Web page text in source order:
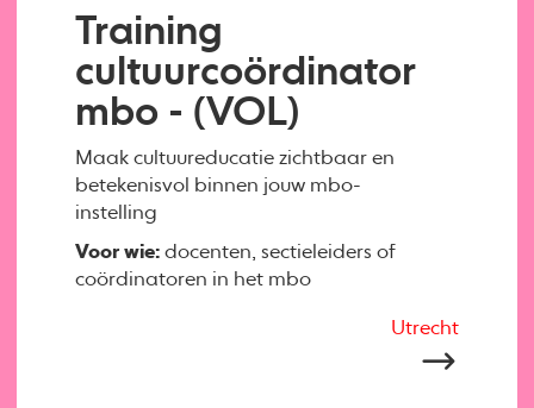
Training
cultuurcoördinator
mbo - (VOL)
Maak cultuureducatie zichtbaar en
betekenisvol binnen jouw mbo-
instelling
Voor wie: docenten, sectieleiders of
coördinatoren in het mbo
Utrecht